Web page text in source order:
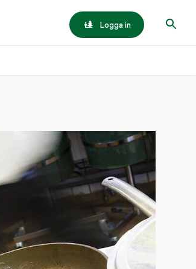
Logga in